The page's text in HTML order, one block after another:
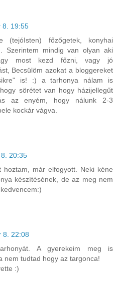
8. 19:55
főzőgetek, konyhai
Szerintem mindig van olyan aki
most kezd főzni, vagy jó
Becsülöm azokat a bloggereket
is! :) a tarhonya nálam is
sörétet van hogy házijellegűt
az enyém, hogy nálunk 2-3
kockár vágva.
20:35
már elfogyott. Neki kéne
készítésének, de az meg nem
8. 22:08
A gyerekeim meg is
nem tudtad hogy az targonca!
:)